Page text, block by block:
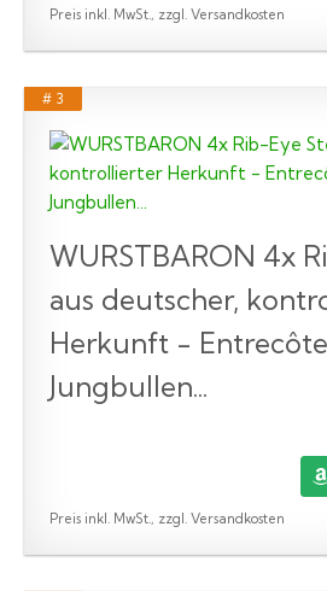
Preis inkl. MwSt., zzgl. Versandkosten
# 3
WURSTBARON 4x
aus deutscher,
Herkunft -
Jungbullen...
Preis inkl. MwSt., zzgl. Versandkosten